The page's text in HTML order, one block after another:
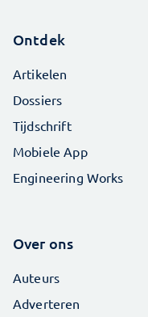
Ontdek
Artikelen
Dossiers
Tijdschrift
Mobiele App
Engineering Works
Over ons
Auteurs
Adverteren